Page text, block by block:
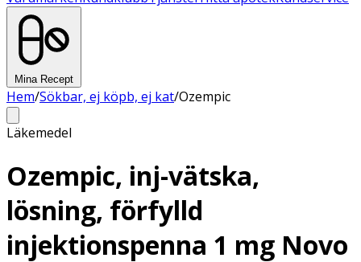
Mina Recept
Hem/Sökbar, ej köpb, ej kat/Ozempic
Läkemedel
Ozempic, inj-vätska,
lösning, förfylld
injektionspenna 1 mg Novo